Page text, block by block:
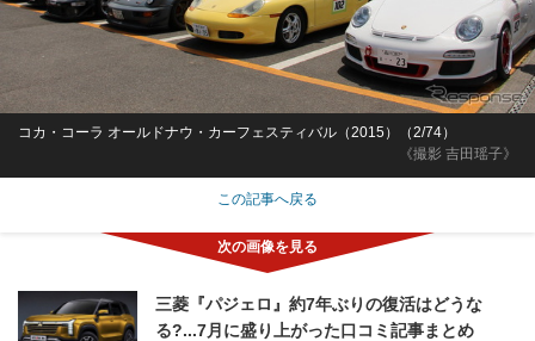
《撮影 吉田瑶子》
コカ・コーラ オールドナウ・カーフェスティバル（2015）（2/74）
この記事へ戻る
三菱『パジェロ』約7年ぶりの復活はどうな
る?...7月に盛り上がった口コミ記事まとめ